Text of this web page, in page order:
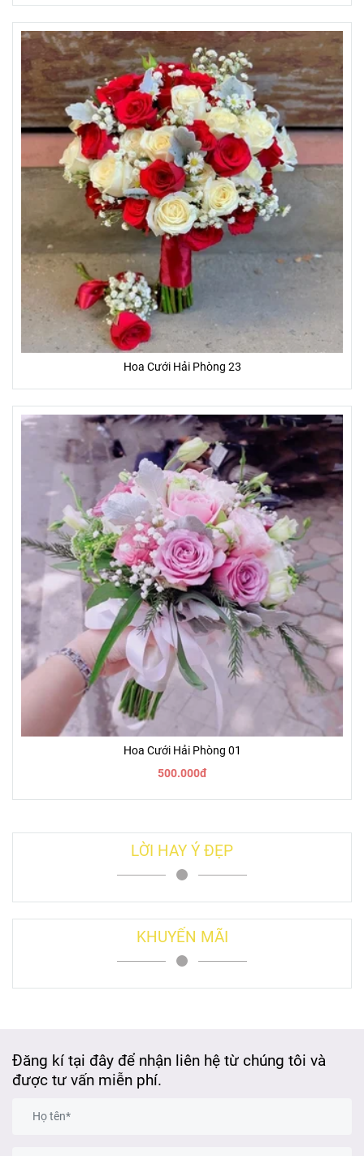
Hoa Cưới Hải Phòng 23
Hoa Cưới Hải Phòng 01
500.000đ
LỜI HAY Ý ĐẸP
KHUYẾN MÃI
Đăng kí tại đây để nhận liên hệ từ chúng tôi và
được tư vấn miễn phí.